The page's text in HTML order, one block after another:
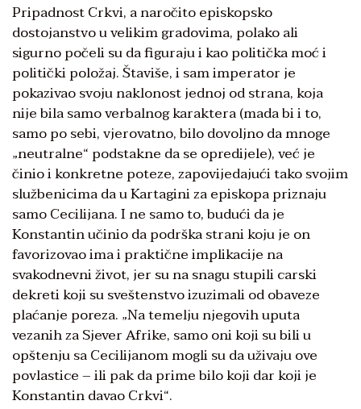
Pripadnost Crkvi, a naročito episkopsko
dostojanstvo u velikim gradovima, polako ali
sigurno počeli su da figuraju i kao politička moć i
politički položaj. Štaviše, i sam imperator je
pokazivao svoju naklonost jednoj od strana, koja
nije bila samo verbalnog karaktera (mada bi i to,
samo po sebi, vjerovatno, bilo dovoljno da mnoge
„neutralne“ podstakne da se opredijele), već je
činio i konkretne poteze, zapovijedajući tako svojim
službenicima da u Kartagini za episkopa priznaju
samo Cecilijana. I ne samo to, budući da je
Konstantin učinio da podrška strani koju je on
favorizovao ima i praktične implikacije na
svakodnevni život, jer su na snagu stupili carski
dekreti koji su sveštenstvo izuzimali od obaveze
plaćanje poreza. „Na temelju njegovih uputa
vezanih za Sjever Afrike, samo oni koji su bili u
opštenju sa Cecilijanom mogli su da uživaju ove
povlastice – ili pak da prime bilo koji dar koji je
Konstantin davao Crkvi“.